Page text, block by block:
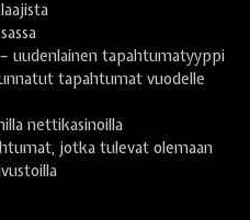
uudenlainen tapahtumatyyppi
tapahtumat vuodelle
nettikasinoilla
jotka tulevat olemaan